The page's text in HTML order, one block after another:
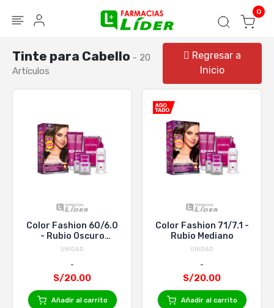
Seguir mi pedido 0
Tinte para Cabello - 20
Artículos
Regresar a
Inicio
Color Fashion 60/6.0
- Rubio Oscuro
Intenso
UNIDAD
S/20.00
Añadir al carrito
Color Fashion 71/7.1 -
Rubio Mediano
UNIDAD
S/20.00
Añadir al carrito